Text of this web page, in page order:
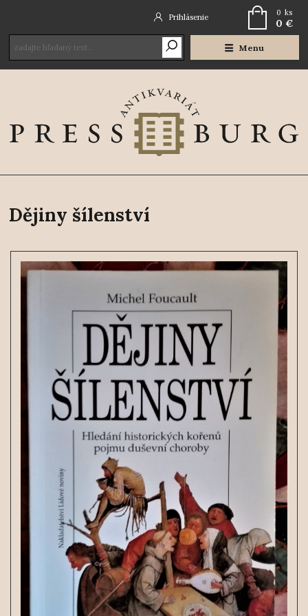
Menu
Prihlásenie 0 ks
0 €
Dějiny šílenství